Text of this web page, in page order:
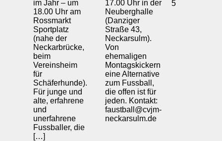
im Jahr – um
18.00 Uhr am
Rossmarkt
Sportplatz
(nahe der
Neckarbrücke,
beim
Vereinsheim
für
Schäferhunde).
Für junge und
alte, erfahrene
und
unerfahrene
Fussballer, die
[…]
17.00 Uhr in der
Neuberghalle
(Danziger
Straße 43,
Neckarsulm).
Von
ehemaligen
Montagskickern
eine Alternative
zum Fussball,
die offen ist für
jeden. Kontakt:
faustball@cvjm-
neckarsulm.de
5